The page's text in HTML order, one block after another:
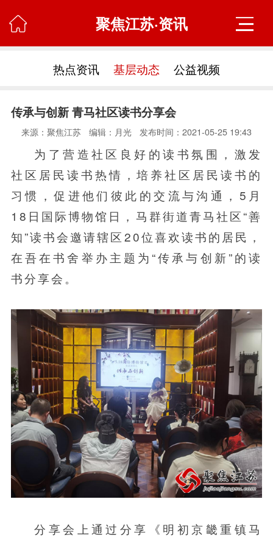
 聚焦江苏·资讯
热点资讯 基层动态 公益视频
传承与创新 青马社区读书分享会
来源：聚焦江苏 编辑：月光 发布时间：2021-05-25 19:43
为了营造社区良好的读书氛围，激发
社区居民读书热情，培养社区居民读书的
习惯，促进他们彼此的交流与沟通，5月
18日国际博物馆日，马群街道青马社区“善
知”读书会邀请辖区20位喜欢读书的居民，
在吾在书舍举办主题为“传承与创新”的读
书分享会。
分享会上通过分享《明初京畿重镇马